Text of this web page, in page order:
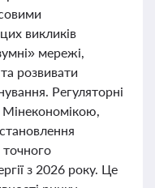
викликів
мережі,
розвивати
Регуляторні
точного
з 2026 року. Це